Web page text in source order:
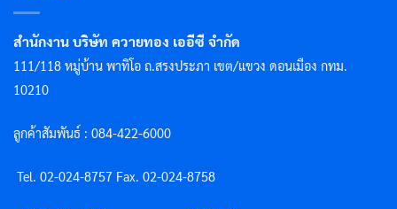
สำนักงาน บริษัท ควายทอง เออีซี จำกัด
111/118 หมู่บ้าน พาทิโอ ถ.สรงประภา เขต/แขวง ดอนเมือง กทม.
10210
ลูกค้าสัมพันธ์ : 084-422-6000
Tel. 02-024-8757 Fax. 02-024-8758